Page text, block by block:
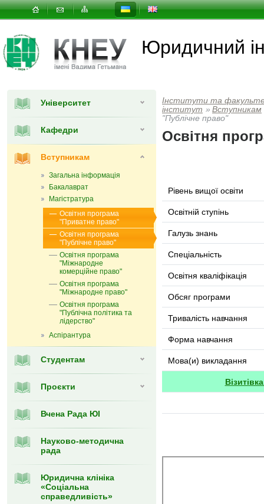
Юридичний
Університет
Кафедри
Вступникам
Загальна інформація
Бакалаврат
Магістратура
Освітня програма
"Приватне право"
Освітня програма
"Публічне право"
Освітня програма
"Міжнародне
комерційне право"
Освітня програма
"Міжнародне право"
Освітня програма
"Публічна політика та
лідерство"
Аспірантура
Студентам
Проєкти
Вчена Рада ЮІ
Науково-методична
рада
Юридична клініка
«Соціальна
справедливість»
Інститути та
інститут » Вступникам
"Публічне право"
Освітня
Рівень вищої освіти
Освітній ступінь
Галузь знань
Спеціальність
Освітня кваліфікація
Обсяг програми
Тривалість навчання
Форма навчання
Мова(и) викладання